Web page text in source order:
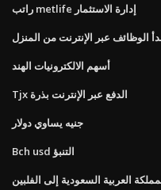
راتب metlife إدارة الاستثمار
الوظائف عبر الإنترنت من المنزل
أسهم الالكترونيات الهند
Tjx الدفع عبر الإنترنت بذرة
جنيه يساوي دولار
Bch usd التنبؤ
العربية السعودية إلى الفلبين